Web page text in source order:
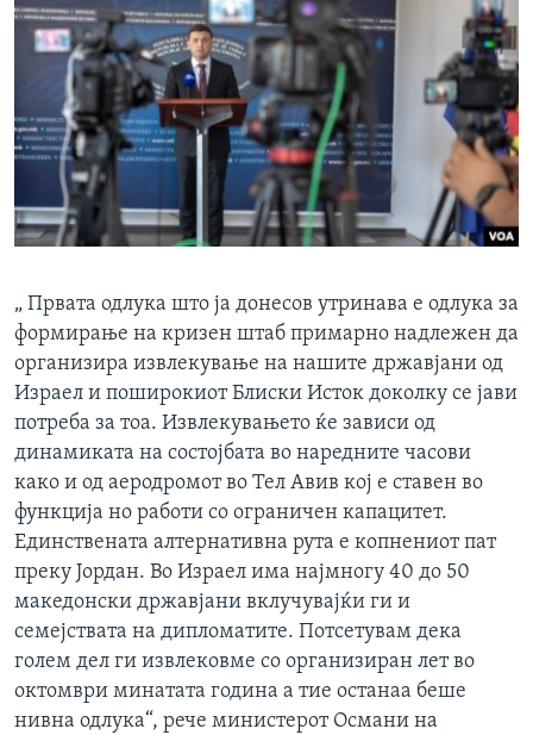
„ Првата одлука што ја донесов утринава е одлука за
формирање на кризен штаб примарно надлежен да
организира извлекување на нашите државјани од
Израел и поширокиот Блиски Исток доколку се јави
потреба за тоа. Извлекувањето ќе зависи од
динамиката на состојбата во наредните часови
како и од аеродромот во Тел Авив кој е ставен во
функција но работи со ограничен капацитет.
Единствената алтернативна рута е копнениот пат
преку Јордан. Во Израел има најмногу 40 до 50
македонски државјани вклучувајќи ги и
семејствата на дипломатите. Потсетувам дека
голем дел ги извлековме со организиран лет во
октомври минатата година а тие останаа беше
нивна одлука“, рече министерот Османи на